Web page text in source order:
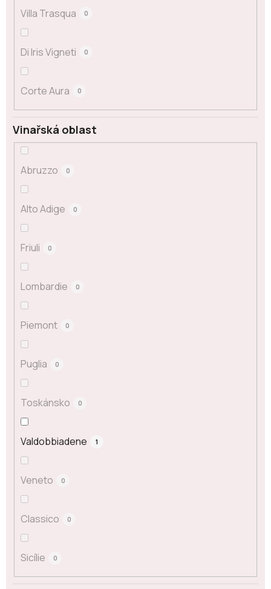
Villa Trasqua 0
Di Iris Vigneti 0
Corte Aura 0
Vinařská oblast
Abruzzo 0
Alto Adige 0
Friuli 0
Lombardie 0
Piemont 0
Puglia 0
Toskánsko 0
Valdobbiadene 1
Veneto 0
Classico 0
Sicílie 0